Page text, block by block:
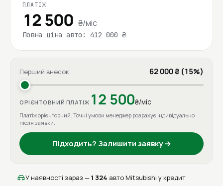
ПЛАТІЖ
12 500 ₴/міс
Повна ціна авто: 412 000 ₴
Перший внесок 62 000 ₴ (15%)
ОРІЄНТОВНИЙ ПЛАТІЖ 12 500₴/міс
Платіж орієнтовний. Точні умови менеджер розрахує індивідуально
після заявки.
Підходить? Залишити заявку →
У наявності зараз —1 324 авто Mitsubishi у кредит